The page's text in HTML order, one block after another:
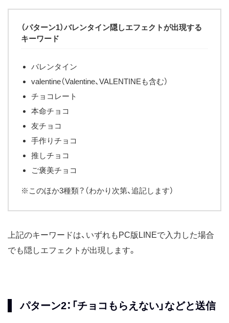
（パターン1）バレンタイン隠しエフェクトが出現する
キーワード
バレンタイン
valentine（Valentine、VALENTINEも含む）
チョコレート
本命チョコ
友チョコ
手作りチョコ
推しチョコ
ご褒美チョコ
※このほか3種類？（わかり次第、追記します）
上記のキーワードは、いずれもPC版LINEで入力した場合
でも隠しエフェクトが出現します。
パターン2：「チョコもらえない」などと送信